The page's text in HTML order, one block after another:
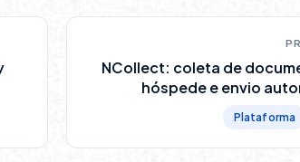
NCollect: coleta de
hóspede e envio
Plataforma